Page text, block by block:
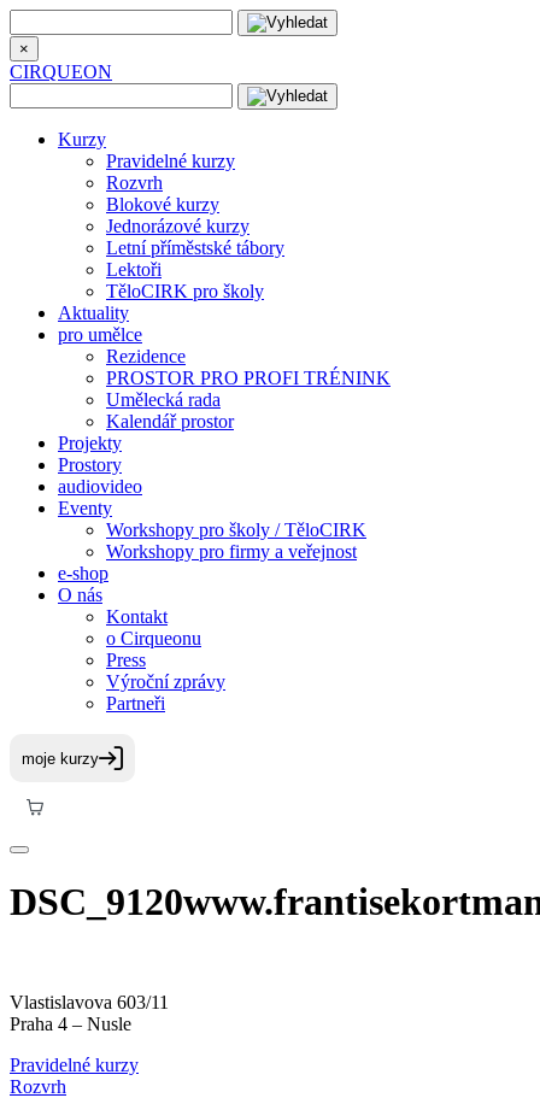
×
CIRQUEON
Kurzy
Pravidelné kurzy
Rozvrh
Blokové kurzy
Jednorázové kurzy
Letní příměstské tábory
Lektoři
TěloCIRK pro školy
Aktuality
pro umělce
Rezidence
PROSTOR PRO PROFI TRÉNINK
Umělecká rada
Kalendář prostor
Projekty
Prostory
audiovideo
Eventy
Workshopy pro školy / TěloCIRK
Workshopy pro firmy a veřejnost
e-shop
O nás
Kontakt
o Cirqueonu
Press
Výroční zprávy
Partneři
Vlastislavova 603/11
Praha 4 – Nusle
Pravidelné kurzy
Rozvrh